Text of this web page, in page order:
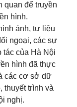
quan để truyền
hình.
ảnh, tư liệu
ngoại, các sự
tác của Hà Nội
hình đã thực
các cơ sở dữ
thuyết trình và
nghị.